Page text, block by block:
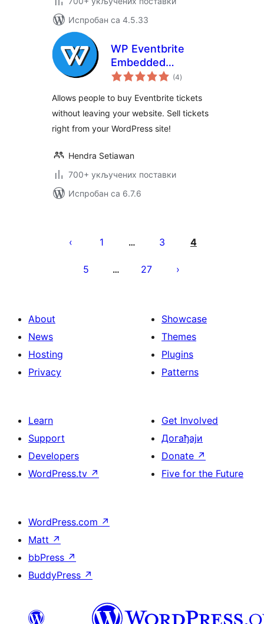
Испробан са 4.5.33
WP Eventbrite
Embedded
Checkout
(4укупних
оцена
)
Allows people to buy Eventbrite tickets
without leaving your website. Sell tickets
right from your WordPress site!
Hendra Setiawan
700+ укључених поставки
Испробан са 6.7.6
чланака
1 … 3 4
5 … 27
About
News
Hosting
Privacy
Showcase
Themes
Plugins
Patterns
Learn
Support
Developers
WordPress.tv ↗
Get Involved
Догађаји
Donate ↗
Five for the Future
WordPress.com ↗
Matt ↗
bbPress ↗
BuddyPress ↗